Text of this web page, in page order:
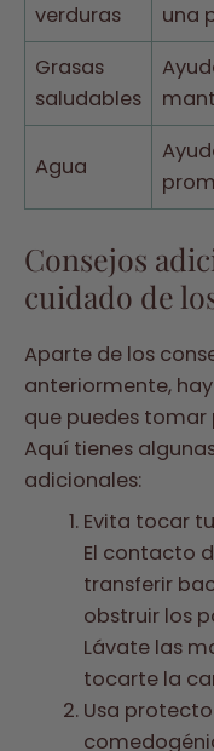
verduras
una
Grasas
saludables
Agua
Consejos
cuidado de
Aparte de los
anteriormente,
que puedes
Aquí tienes
adicionales:
Evita tocar
El contacto
transferir
obstruir los
Lávate las
tocarte la
Usa